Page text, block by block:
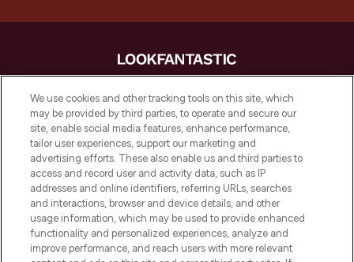
LOOKFANTASTIC is de ultieme online
beautybestemming van Europa, met de
beste huidverzorging, haarproducten en
make-up van meer dan 200 topmerken.
Shop online of via de app, met gratis
verzending vanaf €40.
Cookie-toestemming
Do Not Sell or Share My Personal
Information
We use cookies and other tracking tools on this site, which
may be provided by third parties, to operate and secure our
site, enable social media features, enhance performance,
tailor user experiences, support our marketing and
advertising efforts. These also enable us and third parties to
access and record user and activity data, such as IP
addresses and online identifiers, referring URLs, searches
and interactions, browser and device details, and other
usage information, which may be used to provide enhanced
functionality and personalized experiences, analyze and
improve performance, and reach users with more relevant